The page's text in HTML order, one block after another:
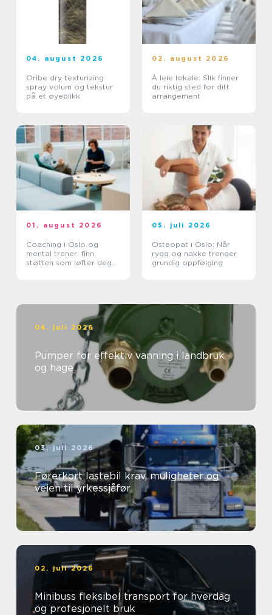
04. august 2026
Oribe dry texturizing
spray volum og tekstur
på et øyeblikk
02. august 2026
Å leie lokale: Slik finner
du riktig sted for ditt
arrangement
01. august 2026
Coaching i Oslo og
mental trener: finn
støtten som løfter deg
05. juli 2026
Osteopat i Oslo: Når
rygg og nakke trenger
grundig oppfølging
04. juli 2026
Pumper for effektiv vanning i landbruk
og hage
03. juli 2026
Førerkort lastebil krav, muligheter og
veien til yrkessjåfør
02. juli 2026
Minibuss fleksibel transport for hverdag
og profesjonelt bruk